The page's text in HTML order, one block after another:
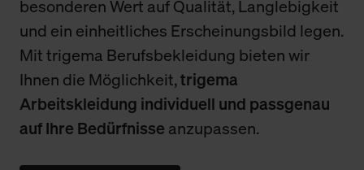
besonderen Wert auf Qualität, Langlebigkeit
und ein einheitliches Erscheinungsbild legen.
Mit trigema Berufsbekleidung bieten wir
Ihnen die Möglichkeit,trigema
Arbeitskleidung individuell und passgenau
auf Ihre Bedürfnisse anzupassen.